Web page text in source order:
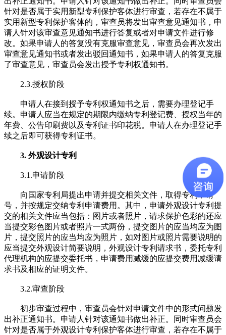
针对是否属于实用新型专利保护客体进行审查，若存在不属于
实用新型专利保护客体的，审查员将发出审查意见通知书，申
请人针对该审查意见通知书进行答复或者对申请文件进行修
改。如果申请人的答复没有克服审查意见，审查员会再次发出
审查意见通知书或者发出驳回通知书，如果申请人的答复克服
了审查意见，审查员会发出授予专利权通知书。
2.3.授权阶段
申请人在接到授予专利权通知书之后，需要办理登记手
续。申请人应当在规定的期限内缴纳专利登记费、授权当年的
年费、公告印刷费以及专利证书印花税。申请人在办理登记手
续之后即可获得专利证书。
3. 外观设计专利
3.1.申请阶段
向国家专利局提出申请并提交相关文件，取得专利申请
号，并按规定交纳专利申请费用。其中，申请外观设计专利提
交的相关文件应当包括：图片或者照片，请求保护色彩的还应
当提交彩色图片或者照片一式两份，提交图片的应当均应为图
片，提交照片的应当均应为照片，如对图片或照片需要说明的
应当提交外观设计简要说明，外观设计专利请求书，委托专利
代理机构的应提交委托书，申请费用减缓的应提交费用减缓请
求书及相应的证明文件。
3.2.审查阶段
初步审查过程中，审查员会针对申请文件中的形式问题发
出补正通知书。申请人针对该通知书做出补正。同时审查员会
针对是否属于外观设计专利保护客体进行审查，若存在不属于